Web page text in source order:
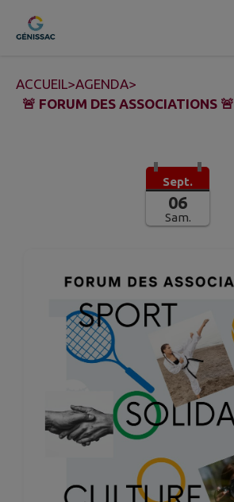
Contenu
ACCUEIL>AGENDA>
🚨 FORUM DES ASSOCIATIONS 🚨
Sept.
06
Sam.